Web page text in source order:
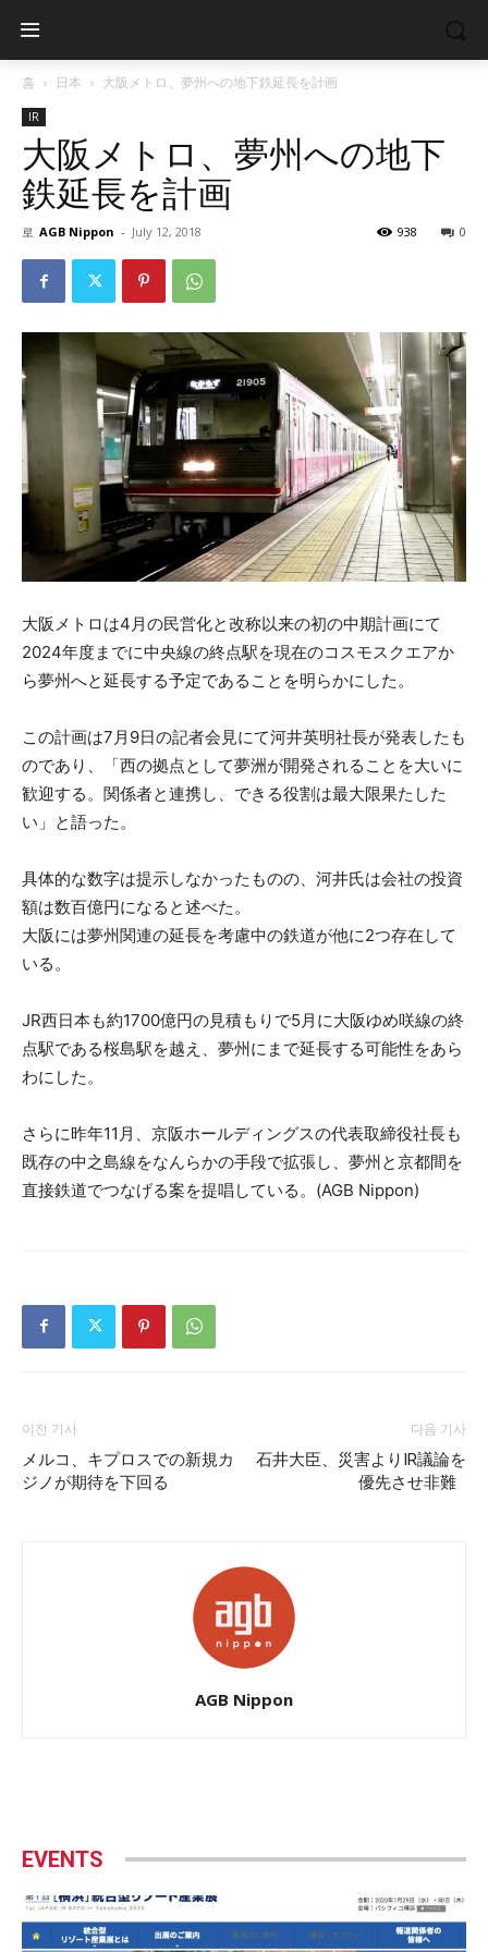
홈 日本 大阪メトロ、夢州への地下鉄延長を計画
IR
大阪メトロ、夢州への地下
鉄延長を計画
로 AGB Nippon - July 12, 2018 0
938
大阪メトロは4月の民営化と改称以来の初の中期計画にて
2024年度までに中央線の終点駅を現在のコスモスクエアか
ら夢州へと延長する予定であることを明らかにした。
この計画は7月9日の記者会見にて河井英明社長が発表したも
のであり、「西の拠点として夢洲が開発されることを大いに
歓迎する。関係者と連携し、できる役割は最大限果たした
い」と語った。
具体的な数字は提示しなかったものの、河井氏は会社の投資
額は数百億円になると述べた。
大阪には夢州関連の延長を考慮中の鉄道が他に2つ存在して
いる。
JR西日本も約1700億円の見積もりで5月に大阪ゆめ咲線の終
点駅である桜島駅を越え、夢州にまで延長する可能性をあら
わにした。
さらに昨年11月、京阪ホールディングスの代表取締役社長も
既存の中之島線をなんらかの手段で拡張し、夢州と京都間を
直接鉄道でつなげる案を提唱している。(AGB Nippon)
이전 기사
メルコ、キプロスでの新規カ
ジノが期待を下回る
다음 기사
石井大臣、災害よりIR議論を
優先させ非難
AGB Nippon
EVENTS